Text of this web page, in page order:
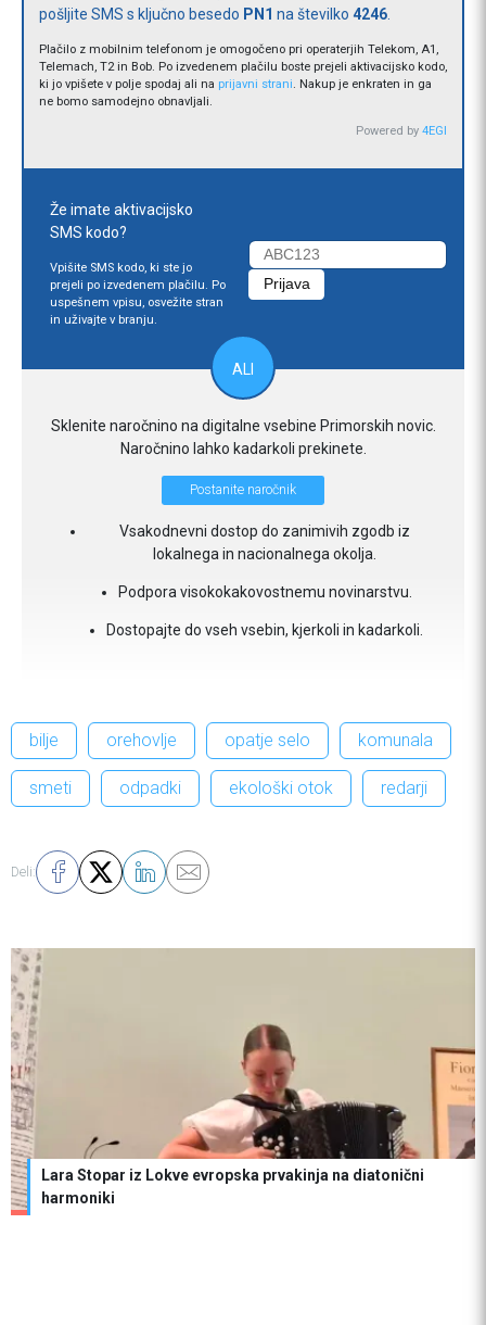
pošljite SMS s ključno besedo PN1 na številko 4246
Plačilo z mobilnim telefonom je omogočeno pri operaterjih Telekom, A1,
Telemach, T2 in Bob. Po izvedenem plačilu boste prejeli aktivacijsko kodo,
ki jo vpišete v polje spodaj ali na prijavni strani. Nakup je enkraten in ga
ne bomo samodejno obnavljali.
Powered by 4EGI
Že imate aktivacijsko
SMS kodo?
Vpišite SMS kodo, ki ste jo
prejeli po izvedenem plačilu. Po
uspešnem vpisu, osvežite stran
in uživajte v branju.
ALI
Sklenite naročnino na digitalne vsebine Primorskih novic.
Naročnino lahko kadarkoli prekinete.
Postanite naročnik
Vsakodnevni dostop do zanimivih zgodb iz
lokalnega in nacionalnega okolja.
Podpora visokokakovostnemu novinarstvu.
Dostopajte do vseh vsebin, kjerkoli in kadarkoli.
bilje orehovlje opatje selo komunala
smeti odpadki ekološki otok redarji
Deli:
Lara Stopar iz Lokve evropska prvakinja na diatonični
harmoniki